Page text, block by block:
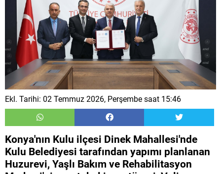
Ekl. Tarihi: 02 Temmuz 2026, Perşembe saat 15:46
Konya'nın Kulu ilçesi Dinek Mahallesi'nde
Kulu Belediyesi tarafından yapımı planlanan
Huzurevi, Yaşlı Bakım ve Rehabilitasyon